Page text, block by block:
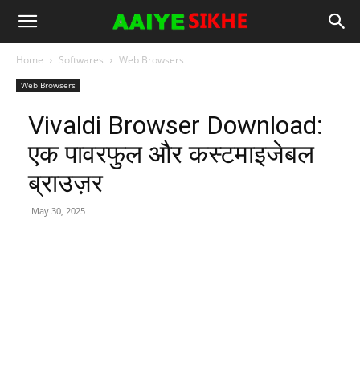
Home Softwares Web Browsers
Web Browsers
Vivaldi Browser Download:
एक पावरफुल और कस्टमाइजेबल
ब्राउज़र
May 30, 2025